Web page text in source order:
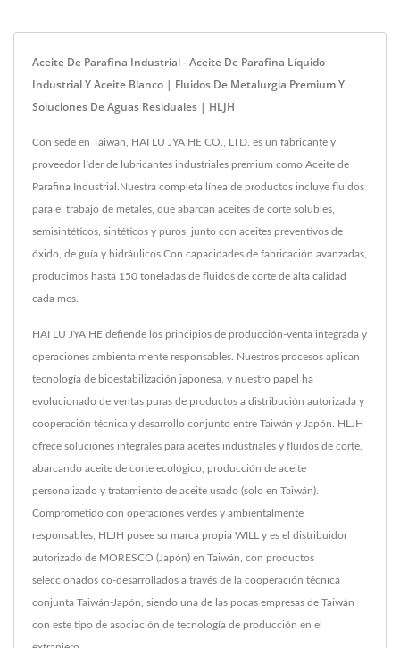
Aceite De Parafina Industrial - Aceite De Parafina Líquido
Industrial Y Aceite Blanco | Fluidos De Metalurgia Premium Y
Soluciones De Aguas Residuales | HLJH
Con sede en Taiwán, HAI LU JYA HE CO., LTD. es un fabricante y
proveedor líder de lubricantes industriales premium como Aceite de
Parafina Industrial.Nuestra completa línea de productos incluye fluidos
para el trabajo de metales, que abarcan aceites de corte solubles,
semisintéticos, sintéticos y puros, junto con aceites preventivos de
óxido, de guía y hidráulicos.Con capacidades de fabricación avanzadas,
producimos hasta 150 toneladas de fluidos de corte de alta calidad
cada mes.
HAI LU JYA HE defiende los principios de producción-venta integrada y
operaciones ambientalmente responsables. Nuestros procesos aplican
tecnología de bioestabilización japonesa, y nuestro papel ha
evolucionado de ventas puras de productos a distribución autorizada y
cooperación técnica y desarrollo conjunto entre Taiwán y Japón. HLJH
ofrece soluciones integrales para aceites industriales y fluidos de corte,
abarcando aceite de corte ecológico, producción de aceite
personalizado y tratamiento de aceite usado (solo en Taiwán).
Comprometido con operaciones verdes y ambientalmente
responsables, HLJH posee su marca propia WILL y es el distribuidor
autorizado de MORESCO (Japón) en Taiwán, con productos
seleccionados co-desarrollados a través de la cooperación técnica
conjunta Taiwán-Japón, siendo una de las pocas empresas de Taiwán
con este tipo de asociación de tecnología de producción en el